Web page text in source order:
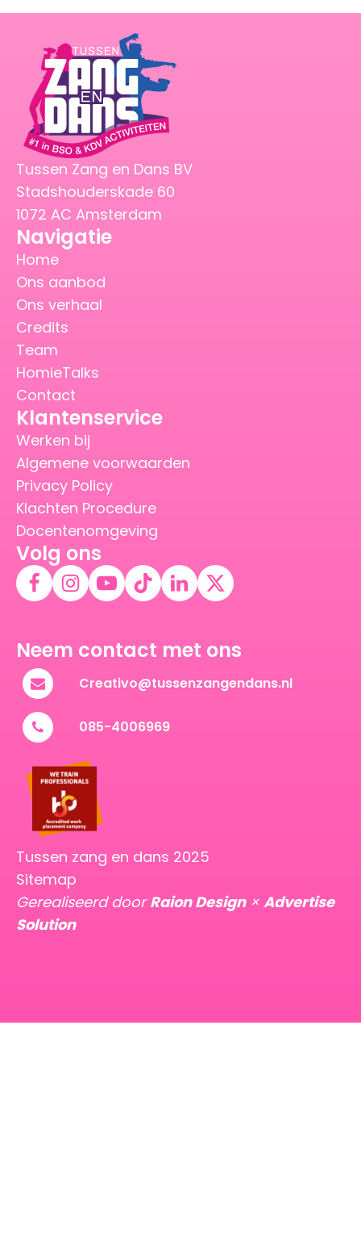
Tussen Zang en Dans BV
Stadshouderskade 60
1072 AC Amsterdam
Navigatie
Home
Ons aanbod
Ons verhaal
Credits
Team
HomieTalks
Contact
Klantenservice
Werken bij
Algemene voorwaarden
Privacy Policy
Klachten Procedure
Docentenomgeving
Volg ons
Neem contact met ons
Creativo@tussenzangendans.nl
085-4006969
Tussen zang en dans 2025
Sitemap
Gerealiseerd doorRaion Design× Advertise
Solution